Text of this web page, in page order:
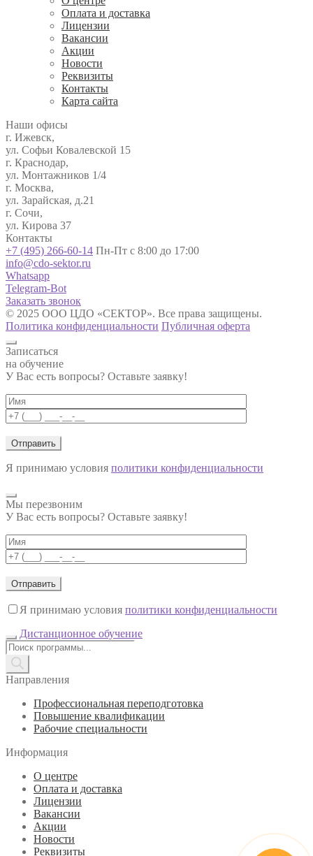
Оплата и доставка
Лицензии
Вакансии
Акции
Новости
Реквизиты
Контакты
Карта сайта
Наши офисы
г. Ижевск,
ул. Софьи Ковалевской 15
г. Краснодар,
ул. Монтажников 1/4
г. Москва,
ул. Зарайская, д.21
г. Сочи,
ул. Кирова 37
Контакты
+7 (495) 266-60-14 Пн-Пт с 8:00 до 17:00
info@cdo-sektor.ru
Whatsapp
Telegram-Bot
Заказать звонок
© 2025 ООО ЦДО «СЕКТОР». Все права защищены.
Политика конфиденциальности Публичная оферта
Записаться
на обучение
У Вас есть вопросы? Оставьте заявку!
Я принимаю условия политики конфиденциальности
Мы перезвоним
У Вас есть вопросы? Оставьте заявку!
Я принимаю условия политики конфиденциальности
Дистанционное обучение
Поиск
товаров
Направления
Профессиональная переподготовка
Повышение квалификации
Рабочие специальности
Информация
О центре
Оплата и доставка
Лицензии
Вакансии
Акции
Новости
Реквизиты